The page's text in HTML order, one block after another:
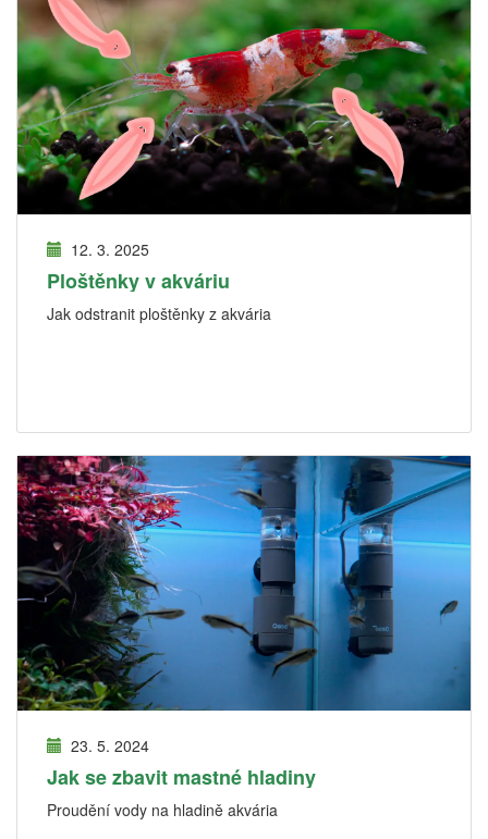
12. 3. 2025
Ploštěnky v akváriu
Jak odstranit ploštěnky z akvária
23. 5. 2024
Jak se zbavit mastné hladiny
Proudění vody na hladině akvária